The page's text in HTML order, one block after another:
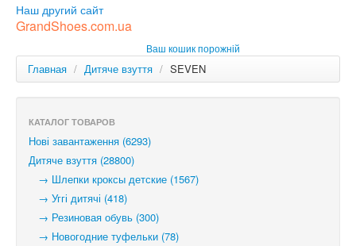
РОС
Наш другий сайт
GrandShoes.com.ua
Ваш кошик порожній
Главная / Дитяче взуття / SEVEN
КАТАЛОГ ТОВАРОВ
Нові завантаження (6293)
Дитяче взуття (28800)
→ Шлепки кроксы детские (1567)
→ Уггі дитячі (418)
→ Резиновая обувь (300)
→ Новогодние туфельки (78)